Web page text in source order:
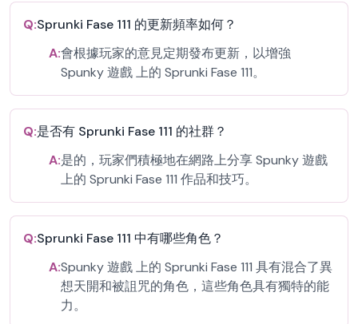
Q:Sprunki Fase 111 的更新頻率如何？
A:會根據玩家的意見定期發布更新，以增強
Spunky 遊戲 上的 Sprunki Fase 111。
Q:是否有 Sprunki Fase 111 的社群？
A:是的，玩家們積極地在網路上分享 Spunky 遊戲
上的 Sprunki Fase 111 作品和技巧。
Q:Sprunki Fase 111 中有哪些角色？
A:Spunky 遊戲 上的 Sprunki Fase 111 具有混合了異
想天開和被詛咒的角色，這些角色具有獨特的能
力。